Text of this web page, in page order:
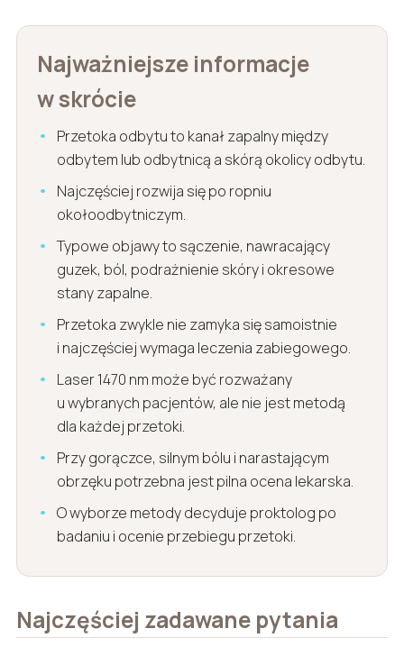
Najważniejsze informacje
w skrócie
Przetoka odbytu to kanał zapalny między
odbytem lub odbytnicą a skórą okolicy odbytu.
Najczęściej rozwija się po ropniu
okołoodbytniczym.
Typowe objawy to sączenie, nawracający
guzek, ból, podrażnienie skóry i okresowe
stany zapalne.
Przetoka zwykle nie zamyka się samoistnie
i najczęściej wymaga leczenia zabiegowego.
Laser 1470 nm może być rozważany
u wybranych pacjentów, ale nie jest metodą
dla każdej przetoki.
Przy gorączce, silnym bólu i narastającym
obrzęku potrzebna jest pilna ocena lekarska.
O wyborze metody decyduje proktolog po
badaniu i ocenie przebiegu przetoki.
Najczęściej zadawane pytania